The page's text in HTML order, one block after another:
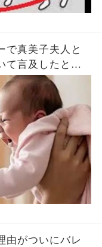
で真美子夫人と
て言及したと話
ってそう！
由がついにバレ